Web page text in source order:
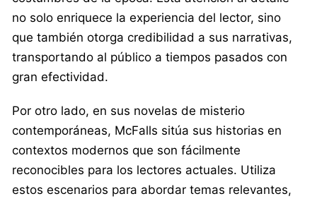
no solo enriquece la experiencia del lector, sino
que también otorga credibilidad a sus narrativas,
transportando al público a tiempos pasados con
gran efectividad.
Por otro lado, en sus novelas de misterio
contemporáneas, McFalls sitúa sus historias en
contextos modernos que son fácilmente
reconocibles para los lectores actuales. Utiliza
estos escenarios para abordar temas relevantes,